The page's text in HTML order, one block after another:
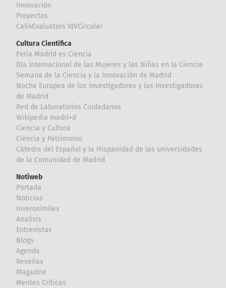
Innovación
Proyectos
Call4Evaluators RIVCircular
Cultura Científica
Feria Madrid es Ciencia
Día Internacional de las Mujeres y las Niñas en la Ciencia
Semana de la Ciencia y la Innovación de Madrid
Noche Europea de los Investigadores y las Investigadoras
de Madrid
Red de Laboratorios Ciudadanos
Wikipedia madri+d
Ciencia y Cultura
Ciencia y Patrimonio
Cátedra del Español y la Hispanidad de las universidades
de la Comunidad de Madrid
Notiweb
Portada
Noticias
Inverosímiles
Analisis
Entrevistas
Blogs
Agenda
Reseñas
Magazine
Mentes Críticas